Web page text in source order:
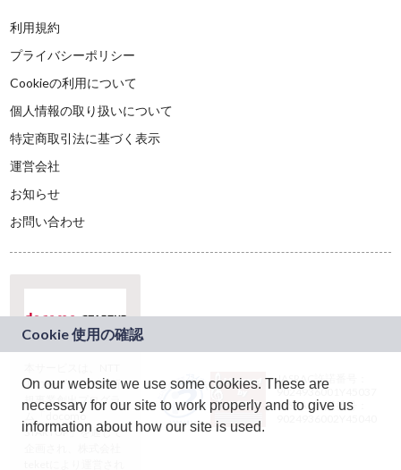
利用規約
プライバシーポリシー
Cookieの利用について
個人情報の取り扱いについて
特定商取引法に基づく表示
運営会社
お知らせ
お問い合わせ
ドコモグループの新
規事業創出プログラ
ム「docomo
STARTUP」を通じて
JASRAC許諾番号：
9024936001Y45037
JASRAC許諾番号：
On our website we use some cookies. These are
necessary for our site to work properly and to give us
information about how our site is used.